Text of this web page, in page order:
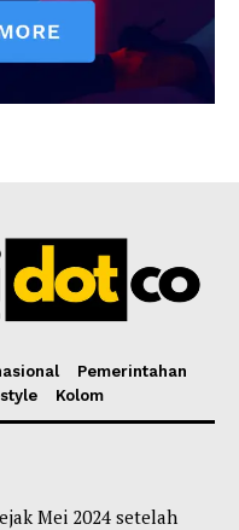
Pemerintahan
Kolom
Mei 2024 setelah